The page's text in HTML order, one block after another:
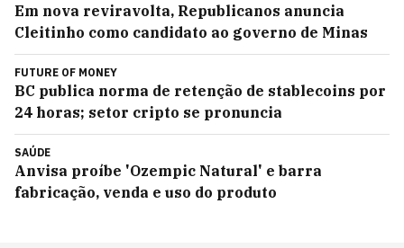
Em nova reviravolta, Republicanos anuncia
Cleitinho como candidato ao governo de Minas
FUTURE OF MONEY
BC publica norma de retenção de stablecoins por
24 horas; setor cripto se pronuncia
SAÚDE
Anvisa proíbe 'Ozempic Natural' e barra
fabricação, venda e uso do produto